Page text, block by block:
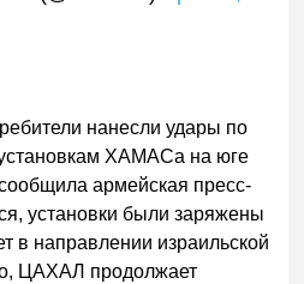
нанесли удары по
ХАМАСа на юге
армейская пресс-
установки были заряжены
в направлении израильской
ЦАХАЛ продолжает